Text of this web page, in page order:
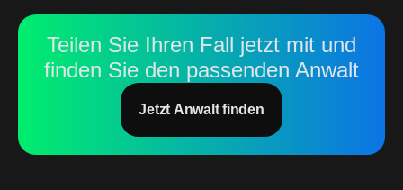
Teilen Sie Ihren Fall jetzt mit und
finden Sie den passenden Anwalt
Jetzt Anwalt finden